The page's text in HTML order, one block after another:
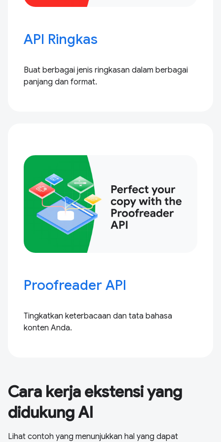
API Ringkas
Buat berbagai jenis ringkasan dalam berbagai
panjang dan format.
Proofreader API
Tingkatkan keterbacaan dan tata bahasa
konten Anda.
Cara kerja ekstensi yang
didukung AI
Lihat contoh yang menunjukkan hal yang dapat